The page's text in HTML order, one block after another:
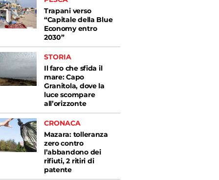
Trapani verso
“Capitale della Blue
Economy entro
2030”
STORIA
Il faro che sfida il
mare: Capo
Granitola, dove la
luce scompare
all’orizzonte
CRONACA
Mazara: tolleranza
zero contro
l’abbandono dei
rifiuti, 2 ritiri di
patente